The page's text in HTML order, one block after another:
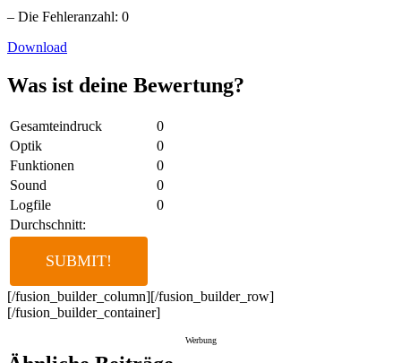
– Die Fehleranzahl: 0
Download
Was ist deine Bewertung?
Gesamteindruck
0
Optik
0
Funktionen
0
Sound
0
Logfile
0
Durchschnitt:
[/fusion_builder_column][/fusion_builder_row]
[/fusion_builder_container]
Werbung